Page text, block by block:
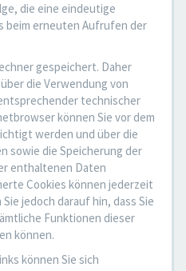
die eine eindeutige
beim erneuten Aufrufen der
gespeichert. Daher
die Verwendung von
technischer
können Sie vor dem
werden und über die
sowie die Speicherung der
enthaltenen Daten
Cookies können jederzeit
jedoch darauf hin, dass Sie
Funktionen dieser
können.
können Sie sich